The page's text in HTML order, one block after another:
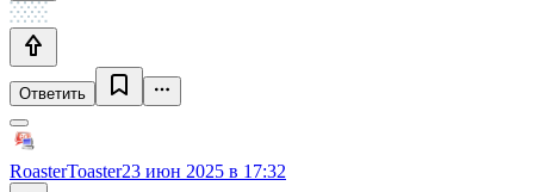
Ответить
RoasterToaster23 июн 2025 в 17:32